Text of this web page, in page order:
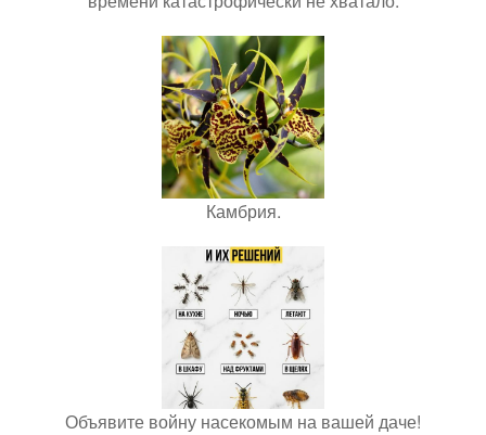
Камбрия.
Объявите войну насекомым на вашей даче!